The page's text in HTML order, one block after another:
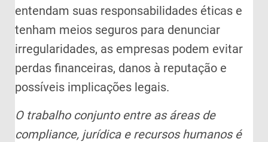
entendam suas responsabilidades éticas e
tenham meios seguros para denunciar
irregularidades, as empresas podem evitar
perdas financeiras, danos à reputação e
possíveis implicações legais.
O trabalho conjunto entre as áreas de
compliance, jurídica e recursos humanos é